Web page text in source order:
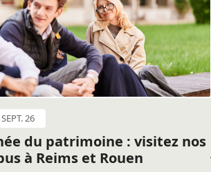
26
du patrimoine : visitez nos
à Reims et Rouen